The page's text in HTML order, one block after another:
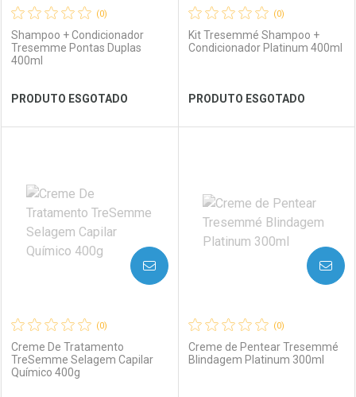
Ver Desconto Convênio Ver Desconto Convênio
(0)
Shampoo + Condicionador
Tresemme Pontas Duplas
400ml
PRODUTO ESGOTADO
Laboratório
Por Menos
(0)
Kit Tresemmé Shampoo +
Condicionador Platinum 400ml
PRODUTO ESGOTADO
Laboratório
Por Menos
(0)
Creme De Tratamento
TreSemme Selagem Capilar
Químico 400g
AVISE-ME
(0)
Creme de Pentear Tresemmé
Blindagem Platinum 300ml
AVISE-ME